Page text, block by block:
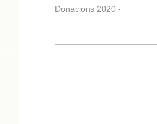
Donacions 2020 -